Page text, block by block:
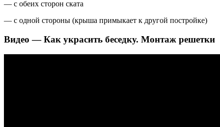
— с обеих сторон ската
— с одной стороны (крыша примыкает к другой постройке)
Видео — Как украсить беседку. Монтаж решетки